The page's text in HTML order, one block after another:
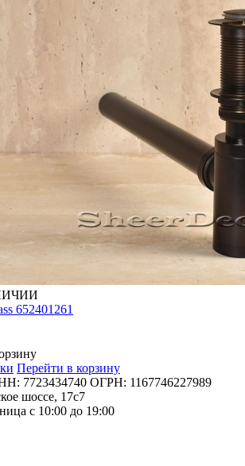
652401261
Перейти в корзину
7723434740 ОГРН: 1167746227989
шоссе, 17с7
с 10:00 до 19:00